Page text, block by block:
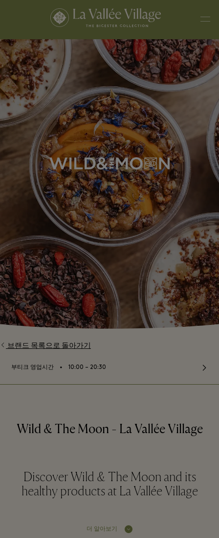
브랜드 목록으로 돌아가기
부티크 영업시간 ⬩ 10:00 – 20:30
Wild & The Moon - La Vallée Village
Discover Wild & The Moon and its
healthy products at La Vallée Village
더 알아보기